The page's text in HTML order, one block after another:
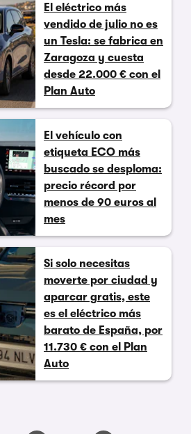
El eléctrico más
vendido de julio no es
un Tesla: se fabrica en
Zaragoza y cuesta
desde 22.000 € con el
Plan Auto
El vehículo con
etiqueta ECO más
buscado se desploma:
precio récord por
menos de 90 euros al
mes
Si solo necesitas
moverte por ciudad y
aparcar gratis, este
es el eléctrico más
barato de España, por
11.730 € con el Plan
Auto